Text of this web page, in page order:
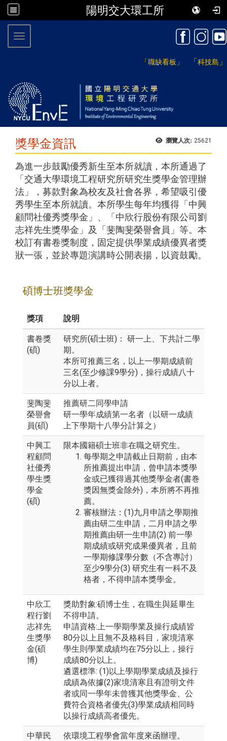
陽明交大環工所
「職缺看板」 「科技島 」
Toggle navigation
瀏覽人次: 25621
獎學金資訊
為進一步鼓勵優秀新生至本所就讀，本所通過了
「交通大學環境工程研究所研究生獎學金管理辦
法」，募款對象為校友及社會各界，希望吸引優
秀學生至本所就讀。本所學生每年均獲得「中興
顧問社優秀獎學金」、「中欣行股份有限公司劉
志祥先生獎學金」及「斐陶斐榮譽會員」等。本
校訂有書卷獎制度，固定提供學業成績優異者獎
狀一張，並於專題演講時公開表揚，以資鼓勵。
碩博士班獎學金
獎項 說明
書卷獎
(碩)
研究所(碩士班)： 研一上、下共計二學
期。
本所可推薦三名，以上一學期成績前
三名(至少修課9學分)，操行成績八十
分以上者。
斐陶斐
榮譽會
員(碩)
推薦研二同學申請
研一學年成績第一名者（以研一成績
上下學期十八學分計算之）
中興工
程顧問
社優秀
學生獎
學金
(碩)
限本國籍碩士班非在職之研究生。
每學期之申請截止日期前，由本
所推薦提出申請，曾申請本獎學
金或已獲得過其他獎學金者(書巻
獎因無獎金除外)，本所將不再推
薦。
審核辦法：(1)九月申請之學期推
薦由研二生申請，二月申請之學
期推薦由研一生申請(2) 前一學
期成績或研究成果優異者，且前
一學期修課學分數（不含專討）
至少9學分(3) 研究生有一科不及
格者，不得申請本獎學金。
中欣工
程行劉
志祥先
生獎學
金(碩
博)
獎助對象:碩博士生，在職生與延畢生
不得申請。
申請資格:上一學期學業及操行成績皆
80分以上且無不及格科目，家境清寒
學生則學業成績均在75分以上，操行
成績80分以上。
遴選標準: (1)以上學期學業成績及操行
成績為依據(2)家境清寒且有證明文件
者或同一學年未曾獲其他獎學金、公
費符合資格者優先(3)學業成績相同時
以操行成績高者優先。
中華民
依環境工程學會當年度來函辦理。